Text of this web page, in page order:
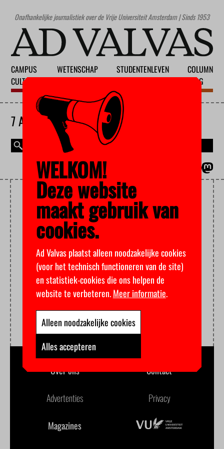
Onafhankelijke journalistiek over de Vrije Universiteit Amsterdam | Sinds 1953
CAMPUS
CULTUUR
WETENSCHAP
STUDENTENLEVEN
COLUMN
BLOG
7 AUGUSTUS 2026
DE NIEUWE UNIVERSITEIT
VU
Over ons Contact
Advertenties Privacy
Magazines
WELKOM!
Deze website
maakt gebruik van
cookies.
Ad Valvas plaatst alleen noodzakelijke cookies
(voor het technisch functioneren van de site)
en statistiek-cookies die ons helpen de
website te verbeteren.Meer informatie.
Alleen noodzakelijke cookies
Alles accepteren